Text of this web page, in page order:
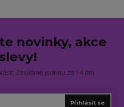
novinky, akce
Zasíláme jednou za 14 dní.
Přihlásit se